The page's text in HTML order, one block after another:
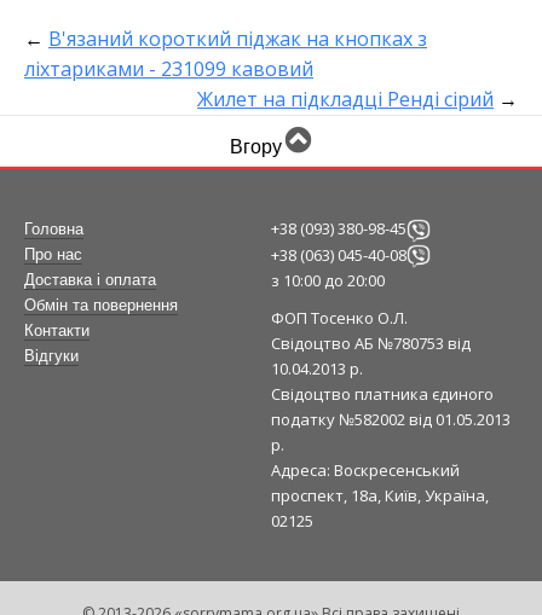
← В'язаний короткий піджак на кнопках з
ліхтариками - 231099 кавовий
Жилет на підкладці Ренді сірий →
Вгору
Головна
Про нас
Доставка і оплата
Обмін та повернення
Контакти
Відгуки
+38 (093) 380-98-45
+38 (063) 045-40-08
з 10:00 до 20:00
ФОП Тосенко О.Л.
Свідоцтво АБ №780753 від
10.04.2013 р.
Свідоцтво платника єдиного
податку №582002 від 01.05.2013
р.
Адреса: Воскресенський
проспект, 18а, Київ, Україна,
02125